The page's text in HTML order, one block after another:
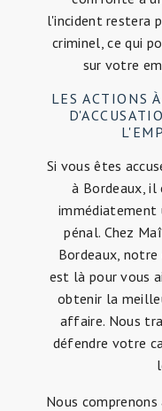
l'incident restera
criminel, ce qui
sur votre
LES ACTIONS
Si vous êtes
à Bordeaux,
immédiatement
pénal. Chez
Bordeaux, notre
est là pour vous
obtenir la
affaire. Nous
défendre votre
Nous